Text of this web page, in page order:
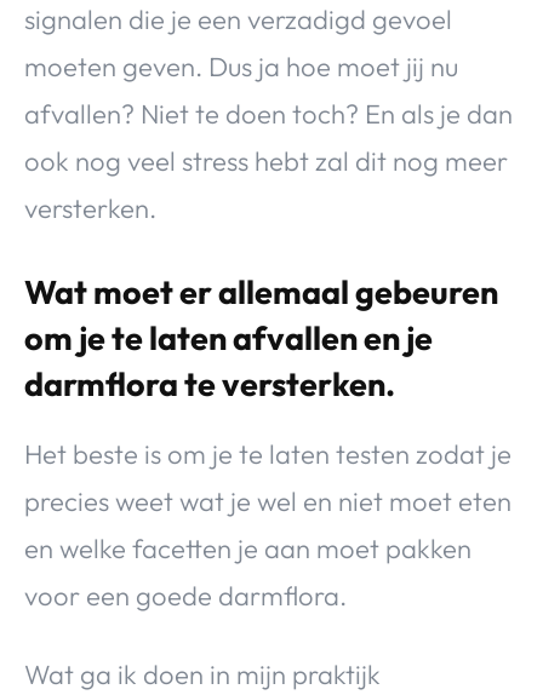
signalen die je een verzadigd gevoel
moeten geven. Dus ja hoe moet jij nu
afvallen? Niet te doen toch? En als je dan
ook nog veel stress hebt zal dit nog meer
versterken.
Wat moet er allemaal gebeuren
om je te laten afvallen en je
darmflora te versterken.
Het beste is om je te laten testen zodat je
precies weet wat je wel en niet moet eten
en welke facetten je aan moet pakken
voor een goede darmflora.
Wat ga ik doen in mijn praktijk